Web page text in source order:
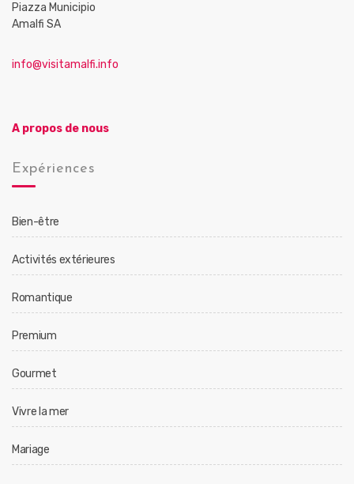
Piazza Municipio
Amalfi SA
info@visitamalfi.info
A propos de nous
Expériences
Bien-être
Activités extérieures
Romantique
Premium
Gourmet
Vivre la mer
Mariage